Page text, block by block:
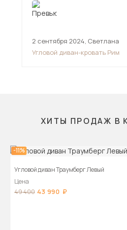
2 сентября 2024, Светлана
Угловой диван-кровать Рим
ХИТЫ ПРОДАЖ В
-11%
Угловой диван Траумберг Левый
Цена
49 400 43 990